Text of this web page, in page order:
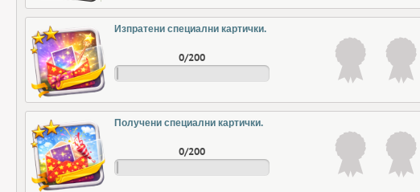
Изпратени специални картички.
0/200
Получени специални картички.
0/200